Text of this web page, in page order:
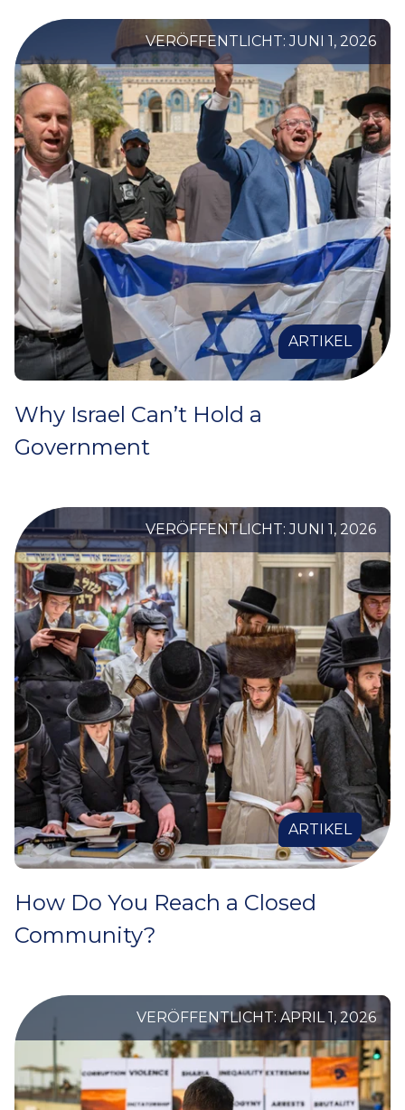
VERÖFFENTLICHT: JUNI 1, 2026
ARTIKEL
Why Israel Can’t Hold a
Government
VERÖFFENTLICHT: JUNI 1, 2026
ARTIKEL
How Do You Reach a Closed
Community?
VERÖFFENTLICHT: APRIL 1, 2026